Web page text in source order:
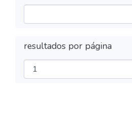
resultados por página